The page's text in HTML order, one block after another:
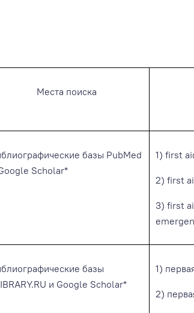
Места поиска
базы PubMed
Scholar*
1) first
2) first
3) first
базы
и Google Scholar*
1)
2)